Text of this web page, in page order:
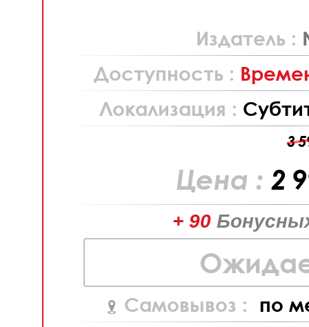
Издатель :
Доступность :
Локализация :
3
Цена : 2
+ 90
Самовывоз : по